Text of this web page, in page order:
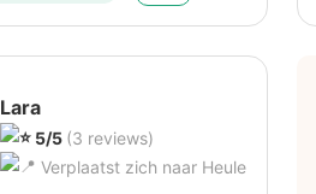
Lara
5/5 (3 reviews)
Verplaatst zich naar Heule